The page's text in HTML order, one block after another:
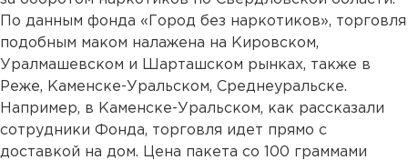
По данным фонда «Город без наркотиков», торговля
подобным маком налажена на Кировском,
Уралмашевском и Шарташском рынках, также в
Реже, Каменске-Уральском, Среднеуральске.
Например, в Каменске-Уральском, как рассказали
сотрудники Фонда, торговля идет прямо с
доставкой на дом. Цена пакета со 100 граммами